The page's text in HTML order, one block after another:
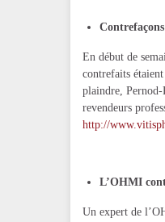
En début de
contrefaits
plaindre,
revendeurs
http://
L’OHMI
Un expert de